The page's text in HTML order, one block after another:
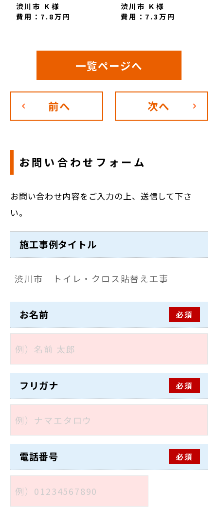
渋川市 Ｋ様
費用：7.8万円
渋川市 Ｋ様
費用：7.3万円
前へ
一覧ページへ
次へ
お問い合わせフォーム
お問い合わせ内容をご入力の上、送信して下さ
い。
施工事例タイトル
お名前 必須
フリガナ 必須
電話番号 必須